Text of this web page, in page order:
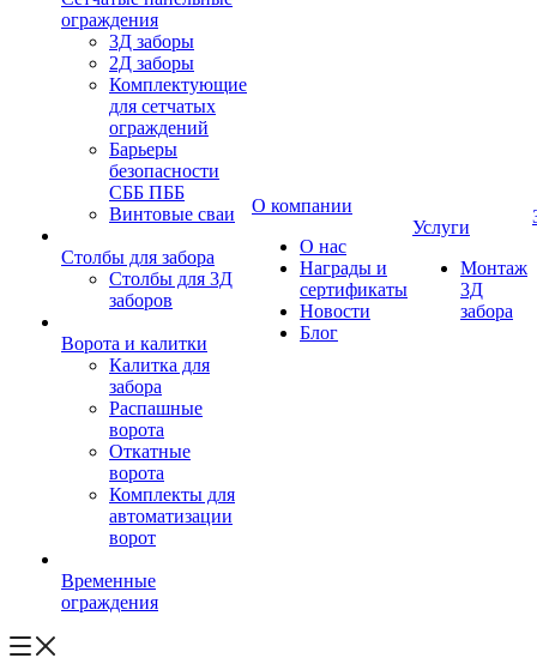
ограждения
3Д заборы
2Д заборы
Комплектующие
для сетчатых
ограждений
Барьеры
безопасности
СББ ПББ
Винтовые сваи
Столбы для забора
Столбы для 3Д
заборов
Ворота и калитки
Калитка для
забора
Распашные
ворота
Откатные
ворота
Комплекты для
автоматизации
ворот
Временные
ограждения
О компании
О нас
Награды и
сертификаты
Новости
Блог
Услуги
Монтаж
3Д
забора